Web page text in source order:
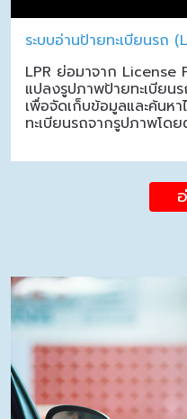
ระบบอ่านป้ายทะเบียนรถ
LPR ย่อมาจาก License
แปลงรูปภาพป้ายทะเบียน
เพื่อจัดเก็บข้อมูลและค้นหา
ทะเบียนรถจากรูปภาพโด